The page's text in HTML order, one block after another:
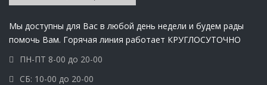
Мы доступны для Вас в любой день недели и будем рады
помочь Вам. Горячая линия работает КРУГЛОСУТОЧНО
ПН-ПТ 8-00 до 20-00
СБ: 10-00 до 20-00